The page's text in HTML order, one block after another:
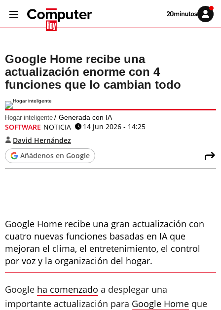
Volver
Iniciar
sesión
Google Home recibe una
actualización enorme con 4
funciones que lo cambian todo
Hogar inteligente Generada con IA
SOFTWARE NOTICIA
14 jun 2026 - 14:25
David Hernández
Añádenos en Google
Google Home recibe una gran actualización con
cuatro nuevas funciones basadas en IA que
mejoran el clima, el entretenimiento, el control
por voz y la organización del hogar.
Google ha comenzado a desplegar una
importante actualización para Google Home que